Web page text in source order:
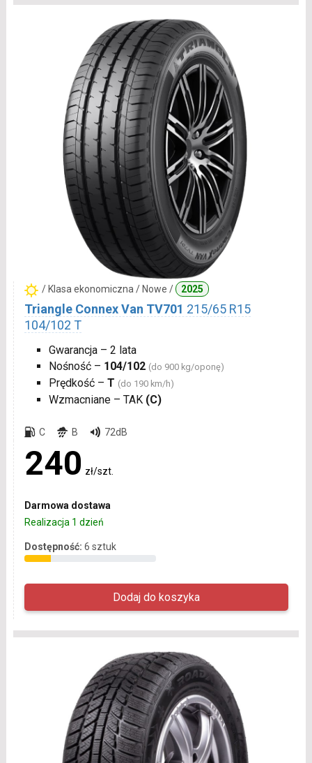
/ Klasa ekonomiczna / Nowe / 2025
Triangle Connex Van TV701 215/65 R15
104/102 T
Gwarancja – 2 lata
Nośność – 104/102 (do 900 kg/oponę)
Prędkość – T (do 190 km/h)
Wzmacniane – TAK (C)
C B 72dB
240 zł/szt.
Darmowa dostawa
Realizacja 1 dzień
Dostępność: 6 sztuk